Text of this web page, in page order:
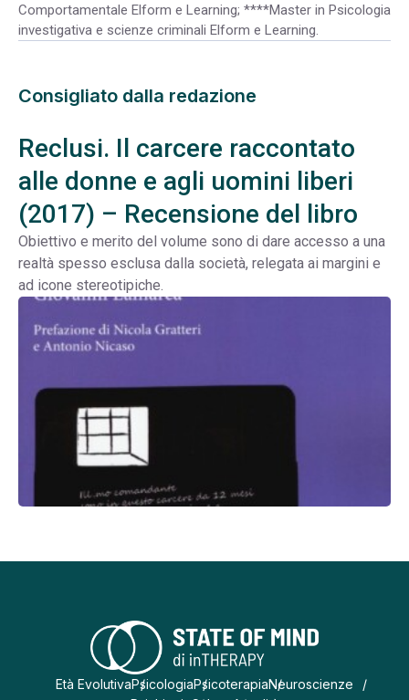
Comportamentale Elform e Learning; ****Master in Psicologia
investigativa e scienze criminali Elform e Learning.
Consigliato dalla redazione
Reclusi. Il carcere raccontato
alle donne e agli uomini liberi
(2017) – Recensione del libro
Obiettivo e merito del volume sono di dare accesso a una
realtà spesso esclusa dalla società, relegata ai margini e
ad icone stereotipiche.
Età EvolutivaPsicologiaPsicoterapiaNeuroscienze